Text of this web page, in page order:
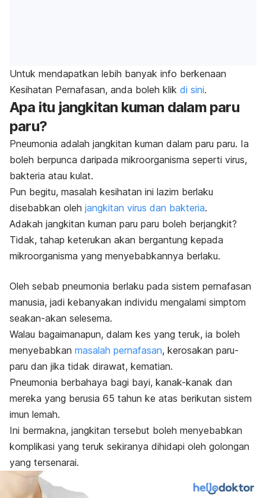
Untuk mendapatkan lebih banyak info berkenaan
Kesihatan Pernafasan, anda boleh klik di sini.
Apa itu jangkitan kuman dalam paru
paru?
Pneumonia adalah jangkitan kuman dalam paru paru. Ia
boleh berpunca daripada mikroorganisma seperti virus,
bakteria atau kulat.
Pun begitu, masalah kesihatan ini lazim berlaku
disebabkan oleh jangkitan virus dan bakteria.
Adakah jangkitan kuman paru paru boleh berjangkit?
Tidak, tahap keterukan akan bergantung kepada
mikroorganisma yang menyebabkannya berlaku.
Oleh sebab pneumonia berlaku pada sistem pernafasan
manusia, jadi kebanyakan individu mengalami simptom
seakan-akan selesema.
Walau bagaimanapun, dalam kes yang teruk, ia boleh
menyebabkan masalah pernafasan, kerosakan paru-
paru dan jika tidak dirawat, kematian.
Pneumonia berbahaya bagi bayi, kanak-kanak dan
mereka yang berusia 65 tahun ke atas berikutan sistem
imun lemah.
Ini bermakna, jangkitan tersebut boleh menyebabkan
komplikasi yang teruk sekiranya dihidapi oleh golongan
yang tersenarai.